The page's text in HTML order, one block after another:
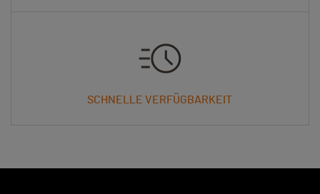
SCHNELLE VERFÜGBARKEIT